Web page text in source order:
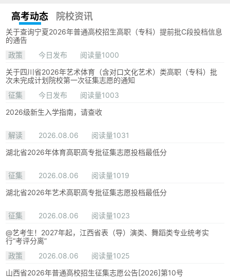
高考动态 院校资讯
关于查询宁夏2026年普通高校招生高职（专科）提前批C段投档信息
的通告
政策
今日发布
阅读量1000
关于四川省2026年艺术体育（含对口文化艺术）类高职（专科）批
次未完成计划院校第一次征集志愿的通知
征集
今日发布
阅读量1003
2026级新生入学指南，请查收
解读 2026.08.06
阅读量1031
湖北省2026年体育高职高专批征集志愿投档最低分
征集 2026.08.06
阅读量1019
湖北省2026年艺术高职高专批征集志愿投档最低分
征集 2026.08.06
阅读量1023
@艺考生！2027年起，江西省表（导）演类、舞蹈类专业统考实
行“考评分离”
政策
2026.08.06
阅读量1025
山西省2026年普通高校招生征集志愿公告[2026]第10号